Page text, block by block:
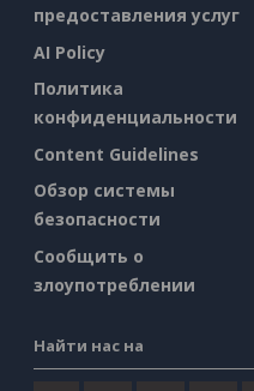
предоставления услуг
AI Policy
Политика
конфиденциальности
Content Guidelines
Обзор системы
безопасности
Сообщить о
злоупотреблении
Найти нас на